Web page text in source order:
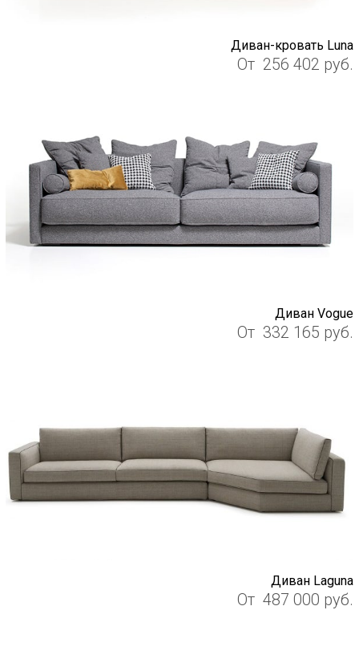
Диван-кровать Luna
От 256 402 руб.
Диван Vogue
От 332 165 руб.
Диван Laguna
От 487 000 руб.